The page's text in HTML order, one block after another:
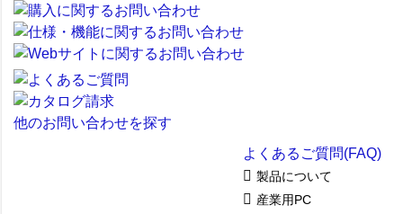
他のお問い合わせを探す
よくあるご質問(FAQ)
製品について
産業用PC